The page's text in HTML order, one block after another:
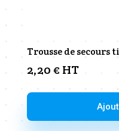
Trousse de secours
2,20€ HT